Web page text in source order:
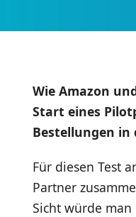
Wie Amazon
Start eines
Bestellungen in
Für diesen Test
Partner
Sicht würde